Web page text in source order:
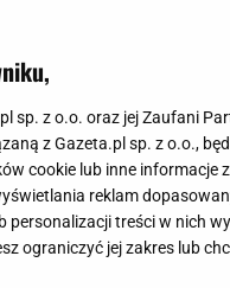
sp. z o.o. oraz jej Zaufani
z Gazeta.pl sp. z o.o.,
cookie lub inne informacje
reklam
treści w nich
ograniczyć jej zakres lub